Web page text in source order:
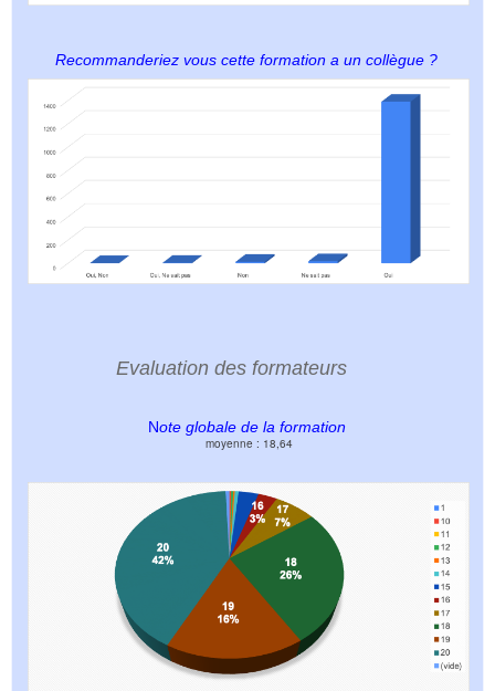
Recommanderiez vous cette formation a un collègue ?
Evaluation des formateurs
Note globale de la formation
moyenne : 18,64